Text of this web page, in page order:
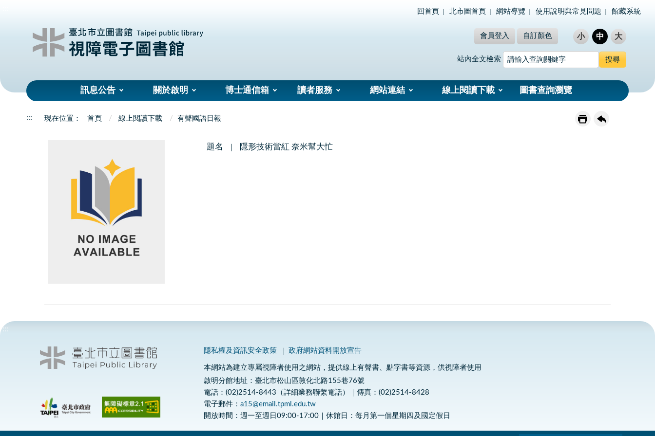
回首頁 北市圖首頁 網站導覽 使用說明與常見問題 館藏系統
會員登入 自訂顏色 小 中 大
站內全文檢索
訊息公告 關於啟明 博士通信箱 讀者服務 網站連結 線上閱讀下載 圖書查詢瀏覽
::: 首頁 線上閱讀下載 有聲國語日報
題名 隱形技術當紅 奈米幫大忙
:::
隱私權及資訊安全政策 政府網站資料開放宣告
本網站為建立專屬視障者使用之網站，提供線上有聲書、點字書等資源，供視障者使用
啟明分館地址：臺北市松山區敦化北路155巷76號
電話：(02)2514-8443（詳細業務聯繫電話）｜傳真：(02)2514-8428
電子郵件：a15@email.tpml.edu.tw
開放時間：週一至週日09:00-17:00｜休館日：每月第一個星期四及國定假日